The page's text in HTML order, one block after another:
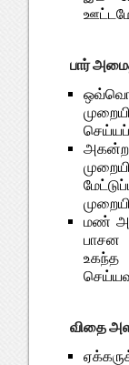
பார்
அகன்ற
மண்
பாசன
உகந்த
விதை